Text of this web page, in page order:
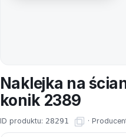
Naklejka na
konik 2389
ID produktu: 28291 ·